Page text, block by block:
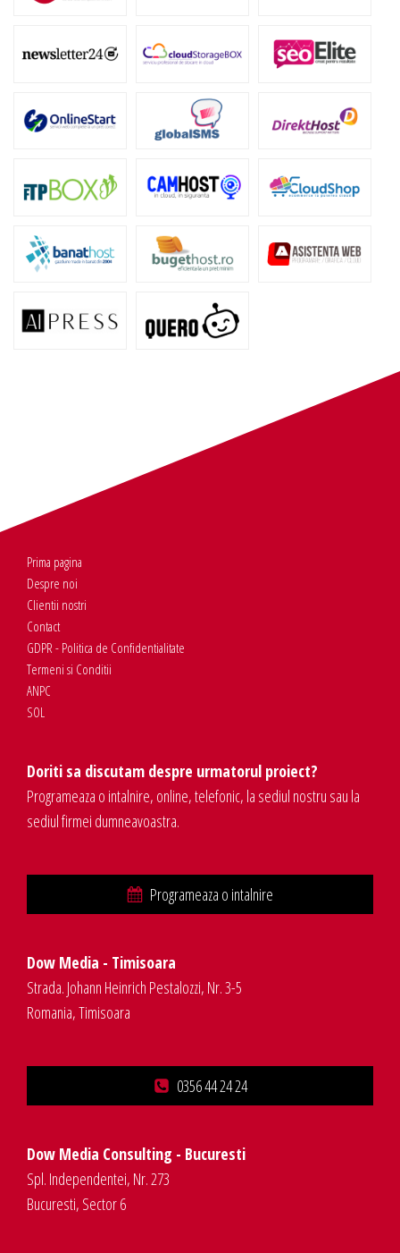
Prima pagina
Despre noi
Clientii nostri
Contact
GDPR - Politica de Confidentialitate
Termeni si Conditii
ANPC
SOL
Doriti sa discutam despre urmatorul proiect?
Programeaza o intalnire, online, telefonic, la sediul nostru sau la
sediul firmei dumneavoastra.
Programeaza o intalnire
Dow Media - Timisoara
Strada. Johann Heinrich Pestalozzi, Nr. 3-5
Romania, Timisoara
0356 44 24 24
Dow Media Consulting - Bucuresti
Spl. Independentei, Nr. 273
Bucuresti, Sector 6